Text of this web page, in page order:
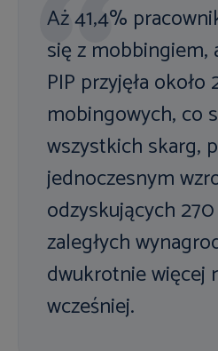
Aż 41,4%
się z mobbingiem,
PIP przyjęła
mobingowych, co
wszystkich skarg,
jednoczesnym
odzyskujących 270
zaległych
dwukrotnie więcej
wcześniej.